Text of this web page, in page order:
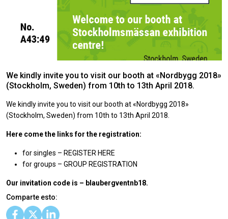
We kindly invite you to visit our booth at «Nordbygg 2018»
(Stockholm, Sweden) from 10th to 13th April 2018.
We kindly invite you to visit our booth at «Nordbygg 2018»
(Stockholm, Sweden) from 10th to 13th April 2018.
Here come the links for the registration:
for singles – REGISTER HERE
for groups – GROUP REGISTRATION
Our invitation code is – blaubergventnb18.
Comparte esto: